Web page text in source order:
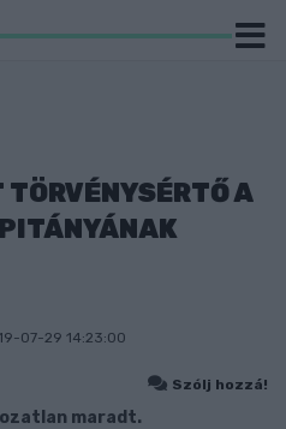
A
07-29 14:23:00
Szólj hozzá!
maradt.